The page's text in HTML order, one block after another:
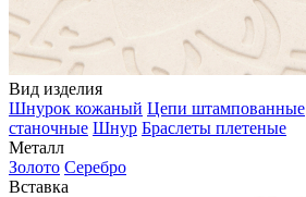
Вид изделия
Шнурок кожаный Цепи штампованные
станочные Шнур Браслеты плетеные
Металл
Золото Серебро
Вставка